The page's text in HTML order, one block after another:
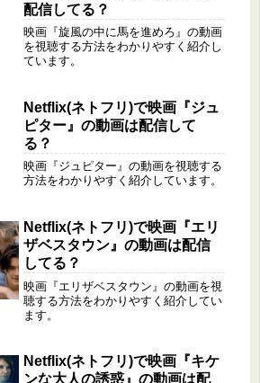
配信してる？
映画『旋風の中に馬を進めろ』の動画
を視聴する方法をわかりやすく紹介し
ています。
Netflix(ネトフリ)で映画『ジュ
ピター』の動画は配信して
る？
映画『ジュピター』の動画を視聴する
方法をわかりやすく紹介しています。
Netflix(ネトフリ)で映画『エリ
ザベスタウン』の動画は配信
してる？
映画『エリザベスタウン』の動画を視
聴する方法をわかりやすく紹介してい
ます。
Netflix(ネトフリ)で映画『キケ
ンな大人の誘惑』の動画は配